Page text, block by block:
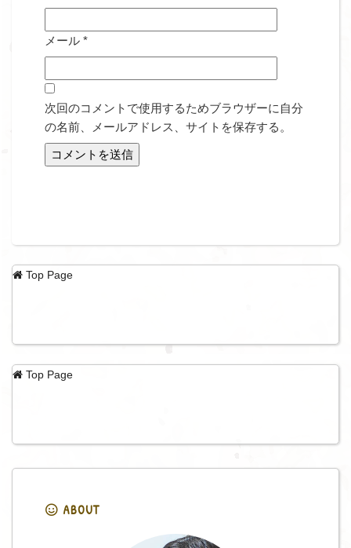
メール *
次回のコメントで使用するためブラウザーに自分
の名前、メールアドレス、サイトを保存する。
Top Page
Top Page
ABOUT